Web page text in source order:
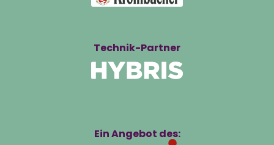
Technik-Partner
Ein Angebot des: